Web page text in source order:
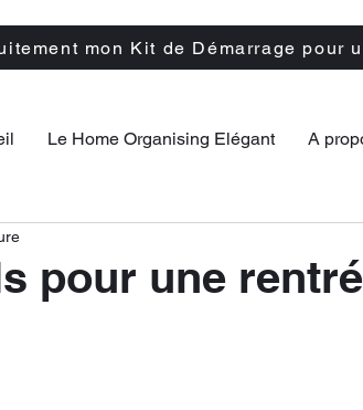
mon Kit de Démarrage pour
Le Home Organising Elégant A
pour une